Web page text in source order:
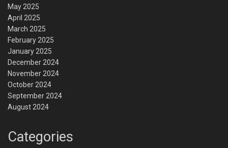
May 2025
April 2025
March 2025
February 2025
January 2025
December 2024
November 2024
October 2024
September 2024
August 2024
Categories